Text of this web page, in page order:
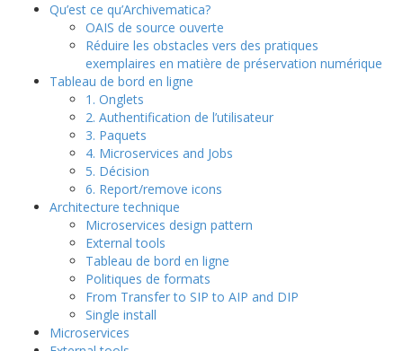
Qu’est ce qu’Archivematica?
OAIS de source ouverte
Réduire les obstacles vers des pratiques
exemplaires en matière de préservation numérique
Tableau de bord en ligne
1. Onglets
2. Authentification de l’utilisateur
3. Paquets
4. Microservices and Jobs
5. Décision
6. Report/remove icons
Architecture technique
Microservices design pattern
External tools
Tableau de bord en ligne
Politiques de formats
From Transfer to SIP to AIP and DIP
Single install
Microservices